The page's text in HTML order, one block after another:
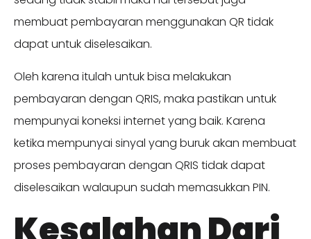
membuat pembayaran menggunakan QR tidak
dapat untuk diselesaikan.
Oleh karena itulah untuk bisa melakukan
pembayaran dengan QRIS, maka pastikan untuk
mempunyai koneksi internet yang baik. Karena
ketika mempunyai sinyal yang buruk akan membuat
proses pembayaran dengan QRIS tidak dapat
diselesaikan walaupun sudah memasukkan PIN.